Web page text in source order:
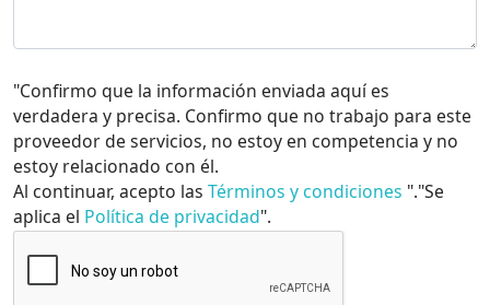
"Confirmo que la información enviada aquí es
verdadera y precisa. Confirmo que no trabajo para este
proveedor de servicios, no estoy en competencia y no
estoy relacionado con él.
Al continuar, acepto las Términos y condiciones "."Se
aplica el Política de privacidad".